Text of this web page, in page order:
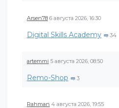
Arsen78 6 августа 2026, 16:30
Digital Skills Academy 34
artemmi 5 августа 2026, 08:50
Remo-Shop 3
Rahman 4 августа 2026, 19:55